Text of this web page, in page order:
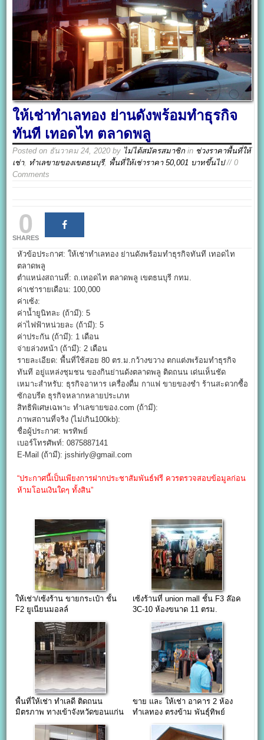
ให้เช่าทำเลทอง ย่านดังพร้อมทำธุรกิจ
ทันที เทอดไท ตลาดพลู
Posted on ธันวาคม 24, 2020 by ไม่ได้สมัครสมาชิก in ช่วงราคาพื้นที่ให้
เช่า, ทำเลขายของเขตธนบุรี, พื้นที่ให้เช่าราคา 50,001 บาทขึ้นไป// 0
Comments
0
SHARES
หัวข้อประกาศ: ให้เช่าทำเลทอง ย่านดังพร้อมทำธุรกิจทันที เทอดไท
ตลาดพลู
ตำแหน่งสถานที่: ถ.เทอดไท ตลาดพลู เขตธนบุรี กทม.
ค่าเช่ารายเดือน: 100,000
ค่าเซ้ง:
ค่าน้ำยูนิทละ (ถ้ามี): 5
ค่าไฟฟ้าหน่วยละ (ถ้ามี): 5
ค่าประกัน (ถ้ามี): 1 เดือน
จ่ายล่วงหน้า (ถ้ามี): 2 เดือน
รายละเอียด: พื้นที่ใช้สอย 80 ตร.ม.กว้างขวาง ตกแต่งพร้อมทำธุรกิจ
ทันที อยู่แหล่งชุมชน ของกินย่านดังตลาดพลู ติดถนน เด่นเห็นชัด
เหมาะสำหรับ: ธุรกิจอาหาร เครื่องดื่ม กาแฟ ขายของชำ ร้านสะดวกซื้อ
ซักอบรีด ธุรกิจหลากหลายประเภท
สิทธิพิเศษเฉพาะ ทำเลขายของ.com (ถ้ามี):
ภาพสถานที่จริง (ไม่เกิน100kb):
ชื่อผู้ประกาศ: พรทิพย์
เบอร์โทรศัพท์: 0875887141
E-Mail (ถ้ามี): jsshirly@gmail.com
“ประกาศนี้เป็นเพียงการฝากประชาสัมพันธ์ฟรี ควรตรวจสอบข้อมูลก่อน
ห้ามโอนเงินใดๆ ทั้งสิน”
ให้เช่า/เซ้งร้าน ขายกระเป๋า ชั้น
F2 ยูเนียนมอลล์
เซ้งร้านที่ union mall ชั้น F3 ล๊อค
3C-10 ห้องขนาด 11 ตรม.
พื้นที่ให้เช่า ทำเลดี ติดถนน
มิตรภาพ ทางเข้าจังหวัดขอนแก่น
ขาย และ ให้เช่า อาคาร 2 ห้อง
ทำเลทอง ตรงข้าม พันธุ์ทิพย์
งามวงศ์วาน